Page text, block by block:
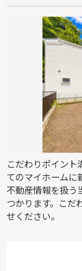
こだわりポイント
てのマイホームに
不動産情報を扱う
つかります。こだ
せください。